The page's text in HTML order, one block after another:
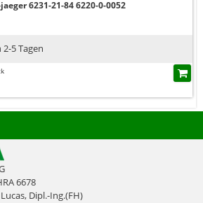
6231-21-84 6220-0-0052
5 Tagen
6678
Dipl.-Ing.(FH)